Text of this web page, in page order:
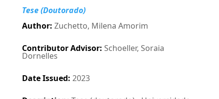
Tese (Doutorado)
Author: Zuchetto, Milena Amorim
Contributor Advisor: Schoeller, Soraia
Dornelles
Date Issued: 2023